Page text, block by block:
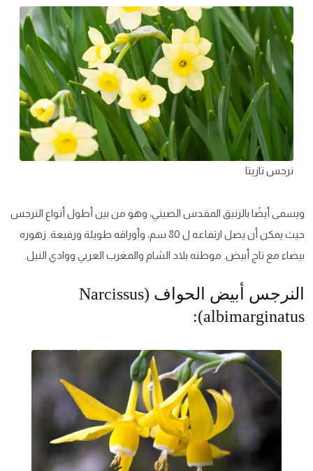
نرجس تازيتا
ويسمى أيضًا بالزنبق المقدس الصيني، وهو من بين أطول أنواع النرجس
حيث يمكن أن يصل ارتفاعه ل 80 سم، وأوراقه طويلة ورفيعة. زهوره
بيضاء مع تاج أبيض. موطنه بلاد الشام والمغرب العربي ووادي النيل.
النرجس أبيض الحواف (Narcissus
albimarginatus):